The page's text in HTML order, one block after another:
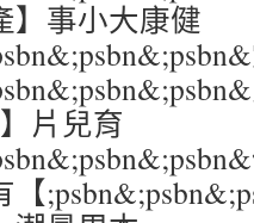
】事小大康健
片兒育